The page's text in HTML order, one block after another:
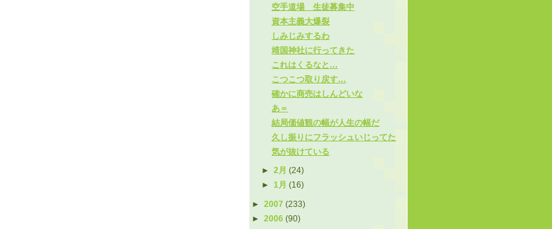
空手道場 生徒募集中
資本主義大爆裂
しみじみするわ
靖国神社に行ってきた
これはくるなと…
こつこつ取り戻す…
確かに商売はしんどいな
あ＝
結局価値観の幅が人生の幅だ
久し振りにフラッシュいじってた
気が抜けている
►2月(24)
►1月(16)
► 2007 (233)
► 2006 (90)